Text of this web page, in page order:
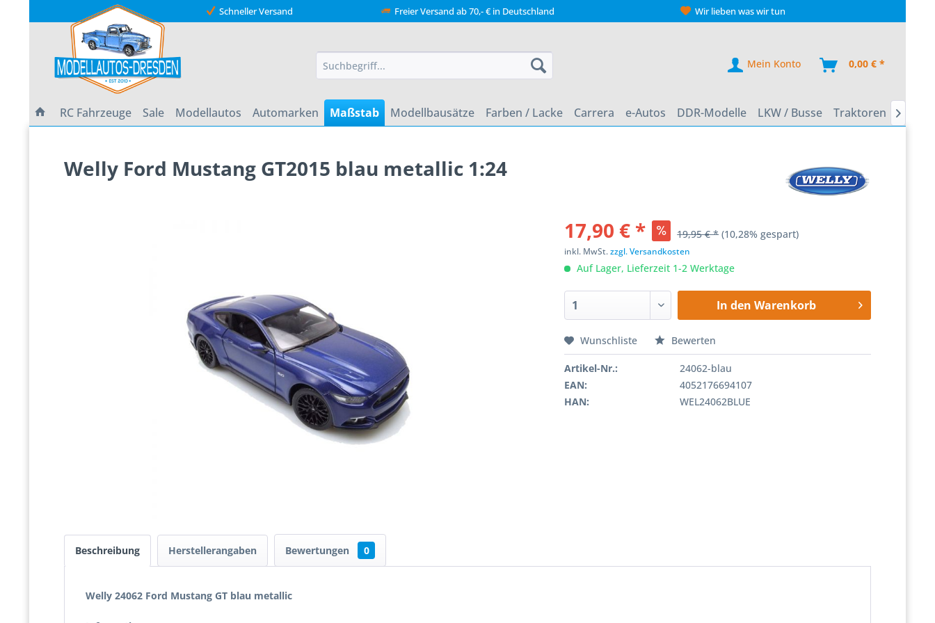
Schneller Versand Freier Versand ab 70,- € in Deutschland Wir lieben was wir tun
Mein Konto 0,00 € *
RC Fahrzeuge Sale Modellautos Automarken Maßstab Modellbausätze Farben / Lacke Carrera e-Autos DDR-Modelle LKW / Busse Traktoren 
Welly Ford Mustang GT2015 blau metallic 1:24
17,90 € * 19,95 € * (10,28% gespart)
inkl. MwSt.zzgl. Versandkosten
Auf Lager, Lieferzeit 1-2 Werktage
In den Warenkorb
Wunschliste Bewerten
Artikel-Nr.:
24062-blau
EAN:
4052176694107
HAN:
WEL24062BLUE
Beschreibung Herstellerangaben Bewertungen 0
Welly 24062 Ford Mustang GT blau metallic